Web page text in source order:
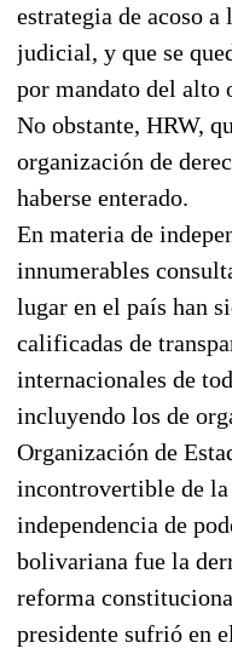
estrategia de acoso
judicial, y que se
por mandato del alto
No obstante, HRW,
organización de
haberse enterado.
En materia de
innumerables
lugar en el país han
calificadas de
internacionales de
incluyendo los de
Organización de
incontrovertible de
independencia de
bolivariana fue la
reforma
presidente sufrió en